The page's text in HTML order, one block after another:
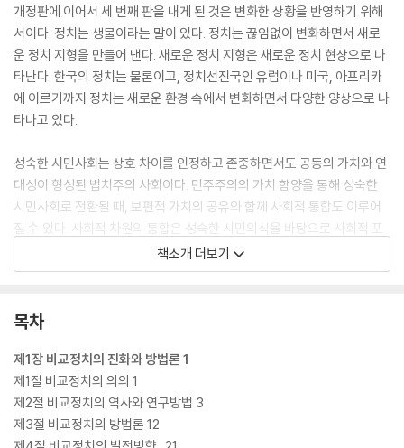
개정판에 이어서 세 번째 판을 내게 된 것은 변화한 상황을 반영하기 위해
서이다. 정치는 생물이라는 말이 있다. 정치는 끊임없이 변화하면서 새로
운 정치 지형을 만들어 낸다. 새로운 정치 지형은 새로운 정치 현상으로 나
타난다. 한국의 정치는 물론이고, 정치선진국인 유럽이나 미국, 아프리카
에 이르기까지 정치는 새로운 환경 속에서 변화하면서 다양한 양상으로 나
타나고 있다.
성숙한 시민사회는 상호 차이를 인정하고 존중하면서도 공동의 가치와 연
대성이 형성된 법치주의 사회이다. 민주주의의 가치 함양을 통해 성숙한
시민사회로 전환될 때, 보편적 가치의 공유와 함께 사회적 통합도 이루어
질 수 있다. 사회적 차원의 통합은 성숙한 시민의식을 바탕으로 사회적 포
용력이 뒷받침될 때 비로소 가능하다. 사회적 포용력은 공통의 가치, 즉 대
한민국의 기본적인 가치인 자유민주주의 제도에 대한 기본적인 이해가 전
적인 현상을 이해할 수 있도록 이론과 실제를 중심으로 배치하였다.
책소개 더보기
목차
제1장 비교정치의 진화와 방법론 1
제1절 비교정치의 의의 1
제2절 비교정치의 역사와 연구방법 3
제3절 비교정치의 방법론 12